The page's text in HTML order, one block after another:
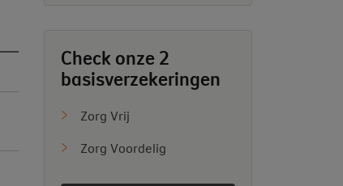
Check onze 2
basisverzekeringen
Zorg Vrij
Zorg Voordelig